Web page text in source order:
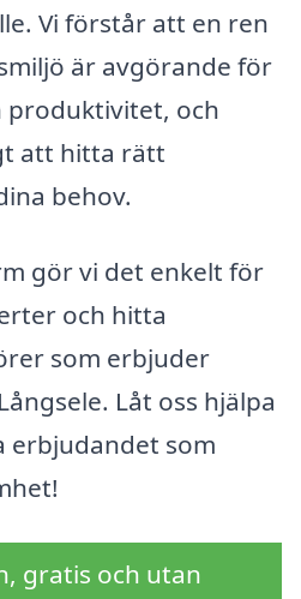
Vi förstår att en ren
är avgörande för
produktivitet, och
att hitta rätt
behov.
gör vi det enkelt för
och hitta
som erbjuder
Låt oss hjälpa
erbjudandet som
gratis och utan